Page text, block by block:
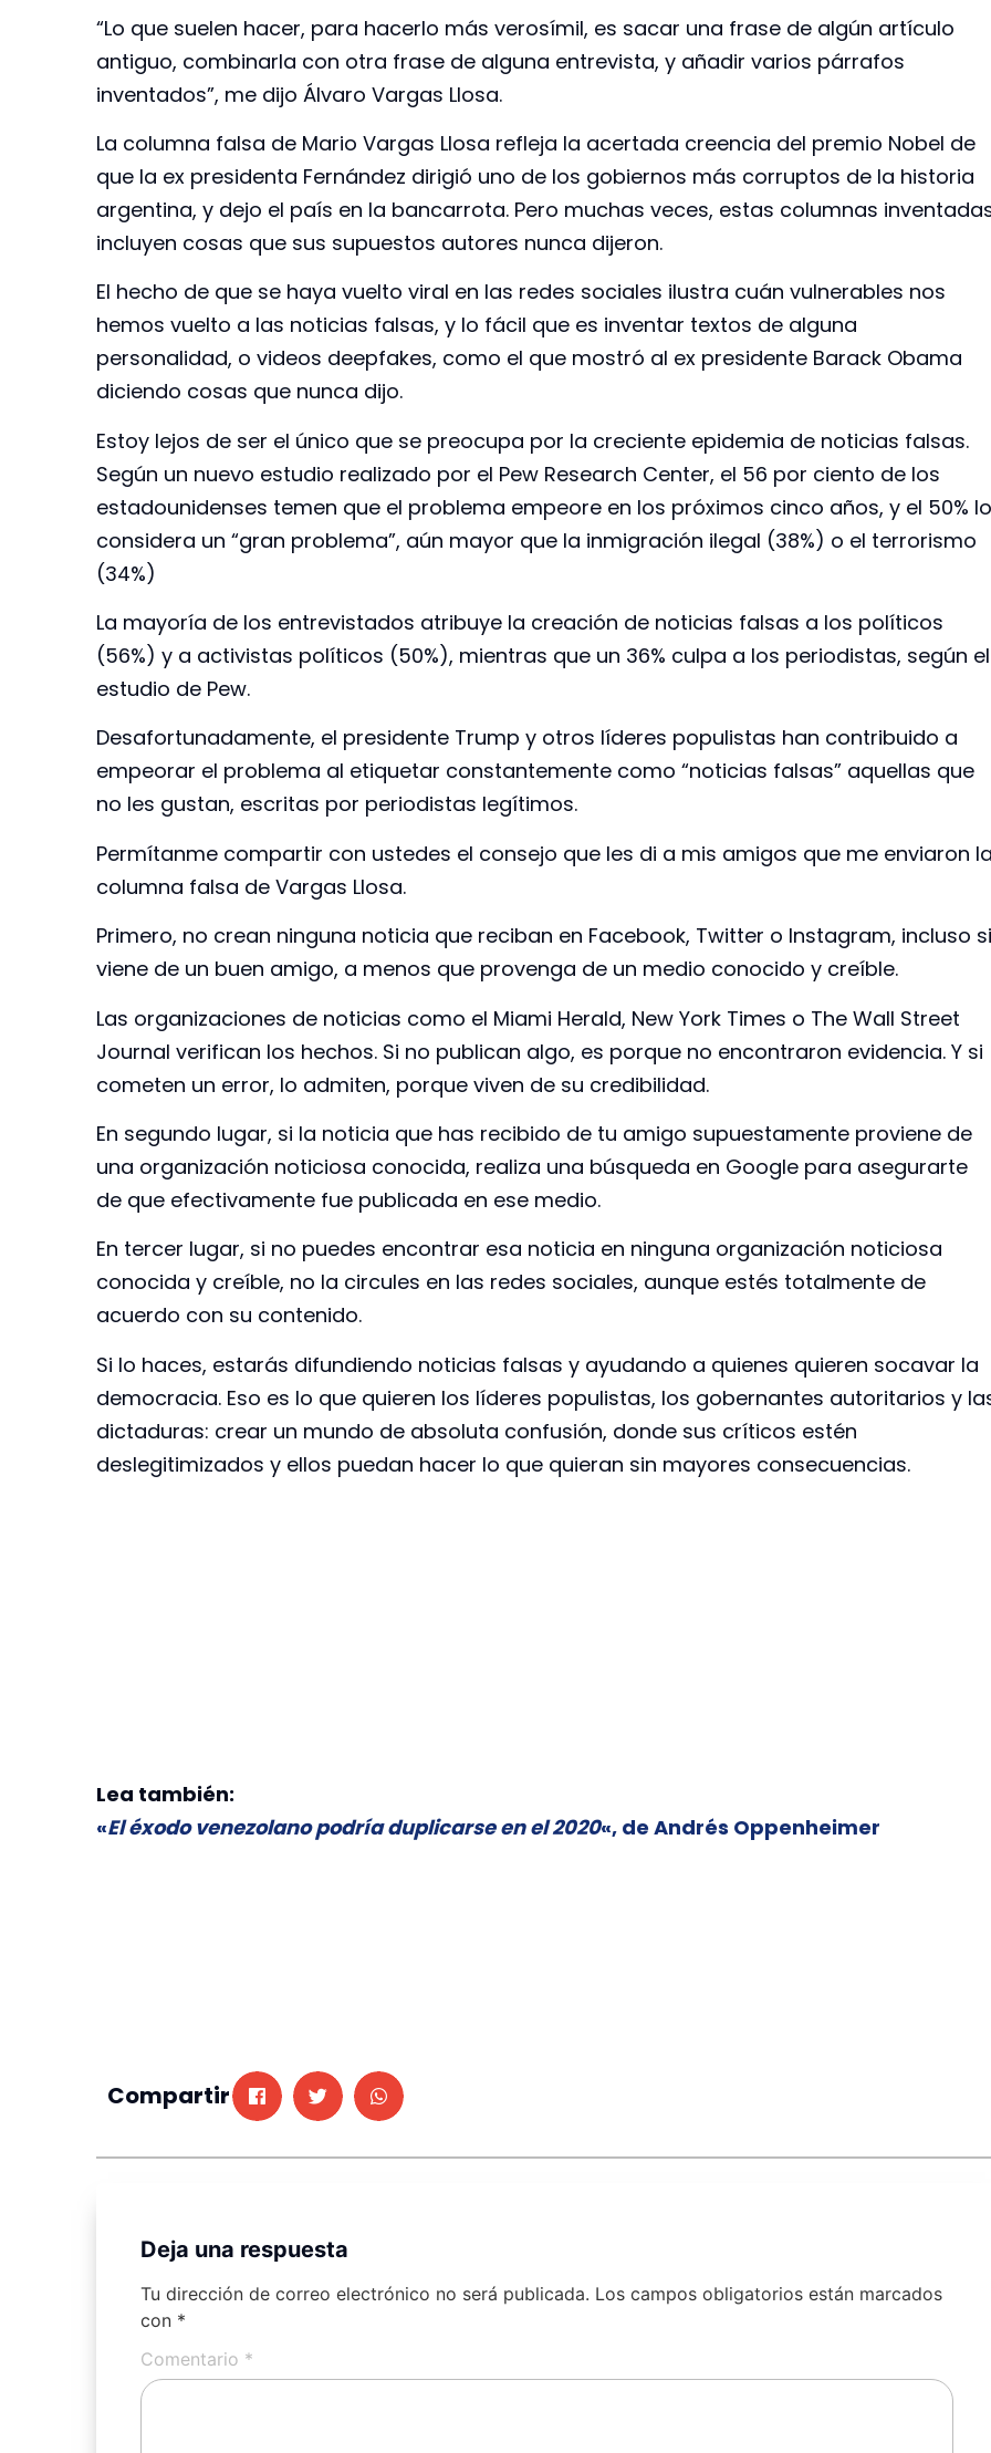
“Lo que suelen hacer, para hacerlo más verosímil, es sacar una frase de algún artículo
antiguo, combinarla con otra frase de alguna entrevista, y añadir varios párrafos
inventados”, me dijo Álvaro Vargas Llosa.
La columna falsa de Mario Vargas Llosa refleja la acertada creencia del premio Nobel de
que la ex presidenta Fernández dirigió uno de los gobiernos más corruptos de la historia
argentina, y dejo el país en la bancarrota. Pero muchas veces, estas columnas
incluyen cosas que sus supuestos autores nunca dijeron.
El hecho de que se haya vuelto viral en las redes sociales ilustra cuán vulnerables nos
hemos vuelto a las noticias falsas, y lo fácil que es inventar textos de alguna
personalidad, o videos deepfakes, como el que mostró al ex presidente Barack Obama
diciendo cosas que nunca dijo.
Estoy lejos de ser el único que se preocupa por la creciente epidemia de noticias falsas.
Según un nuevo estudio realizado por el Pew Research Center, el 56 por ciento de los
estadounidenses temen que el problema empeore en los próximos cinco años, y el 50% lo
considera un “gran problema”, aún mayor que la inmigración ilegal (38%) o el terrorismo
(34%)
La mayoría de los entrevistados atribuye la creación de noticias falsas a los políticos
(56%) y a activistas políticos (50%), mientras que un 36% culpa a los periodistas, según el
estudio de Pew.
Desafortunadamente, el presidente Trump y otros líderes populistas han contribuido a
empeorar el problema al etiquetar constantemente como “noticias falsas” aquellas que
no les gustan, escritas por periodistas legítimos.
Permítanme compartir con ustedes el consejo que les di a mis amigos que me enviaron
columna falsa de Vargas Llosa.
Primero, no crean ninguna noticia que reciban en Facebook, Twitter o Instagram, incluso si
viene de un buen amigo, a menos que provenga de un medio conocido y creíble.
Las organizaciones de noticias como el Miami Herald, New York Times o The Wall Street
Journal verifican los hechos. Si no publican algo, es porque no encontraron evidencia. Y si
cometen un error, lo admiten, porque viven de su credibilidad.
En segundo lugar, si la noticia que has recibido de tu amigo supuestamente proviene de
una organización noticiosa conocida, realiza una búsqueda en Google para asegurarte
de que efectivamente fue publicada en ese medio.
En tercer lugar, si no puedes encontrar esa noticia en ninguna organización noticiosa
conocida y creíble, no la circules en las redes sociales, aunque estés totalmente de
acuerdo con su contenido.
Si lo haces, estarás difundiendo noticias falsas y ayudando a quienes quieren socavar la
democracia. Eso es lo que quieren los líderes populistas, los gobernantes autoritarios y
dictaduras: crear un mundo de absoluta confusión, donde sus críticos estén
deslegitimizados y ellos puedan hacer lo que quieran sin mayores consecuencias.
Lea también:
«El éxodo venezolano podría duplicarse en el 2020«, de Andrés Oppenheimer
Compartir
Deja una respuesta
Tu dirección de correo electrónico no será publicada. Los campos obligatorios están marcados
con *
Comentario *